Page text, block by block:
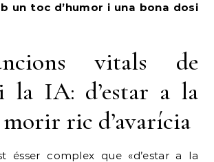
un toc d’humor i una bona dosi
vitals de
la IA: d’estar a la
morir ric d’avarícia
ésser complex que «d’estar a la